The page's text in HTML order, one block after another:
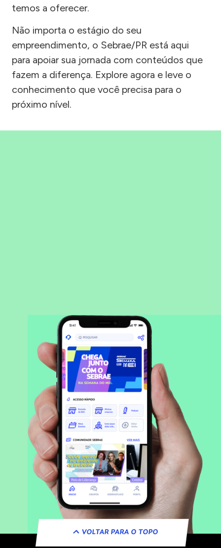
temos a oferecer.
Não importa o estágio do seu
empreendimento, o Sebrae/PR está aqui
para apoiar sua jornada com conteúdos que
fazem a diferença. Explore agora e leve o
conhecimento que você precisa para o
próximo nível.
VOLTAR PARA O TOPO